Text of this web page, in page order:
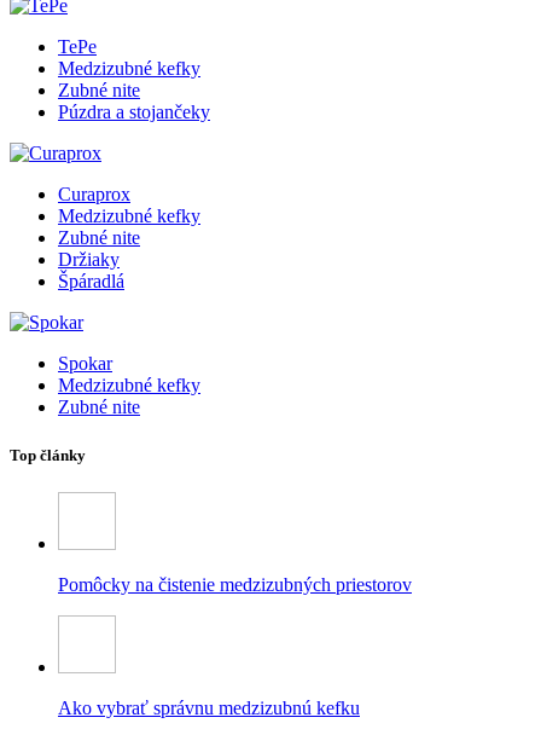
TePe
Medzizubné kefky
Zubné nite
Púzdra a stojančeky
Curaprox
Medzizubné kefky
Zubné nite
Držiaky
Špáradlá
Spokar
Medzizubné kefky
Zubné nite
Top články
Pomôcky na čistenie medzizubných priestorov
Ako vybrať správnu medzizubnú kefku